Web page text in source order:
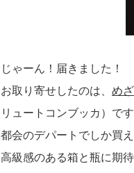
じゃーん！届きました！
お取り寄せしたのは、 め
リュートコンブッカ）です
都会のデパートでしか買
高級感のある箱と瓶に期待